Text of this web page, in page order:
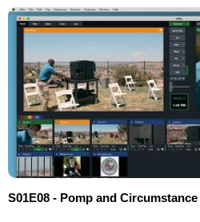
S01E08 - Pomp and Circumstance